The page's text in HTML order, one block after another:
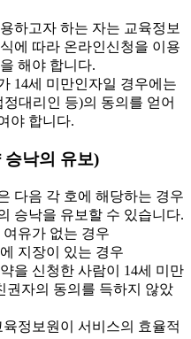
하고자 하는 자는 교육정보
에 따라 온라인신청을 이용
해야 합니다.
14세 미만인자일 경우에는
대리인 등)의 동의를 얻어
야 합니다.
승낙의 유보)
다음 각 호에 해당하는 경우
승낙을 유보할 수 있습니다.
여유가 없는 경우
지장이 있는 경우
을 신청한 사람이 14세 미만
권자의 동의를 득하지 않았
육정보원이 서비스의 효율적